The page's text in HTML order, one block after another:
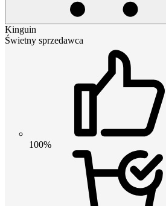
Kinguin
Świetny sprzedawca
100%